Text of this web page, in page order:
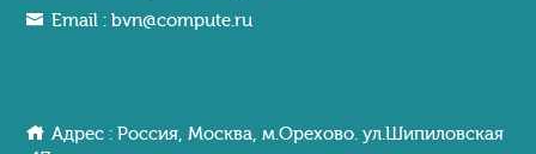
Email : bvn@compute.ru
Адрес : Россия, Москва, м.Орехово. ул.Шипиловcкaя